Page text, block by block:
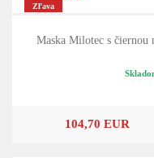
Zľava
Maska Milotec s čiernou
104,70 EUR